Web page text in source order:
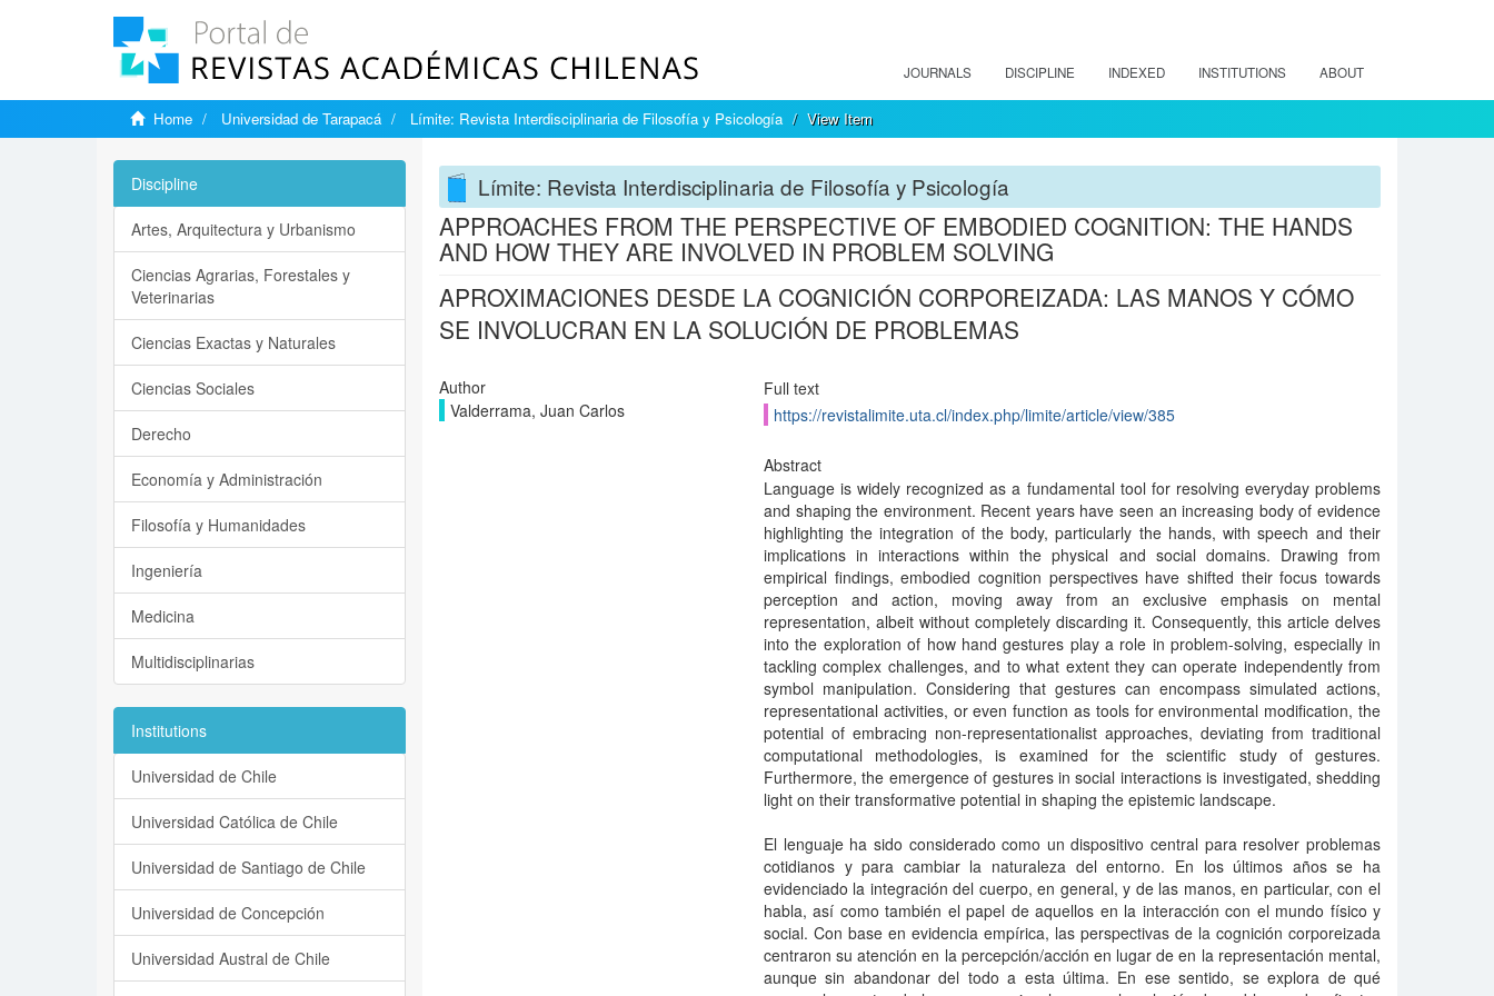
JOURNALS DISCIPLINE INDEXED INSTITUTIONS ABOUT
Home Universidad de Tarapacá Límite: Revista Interdisciplinaria de Filosofía y Psicología View Item
Límite: Revista Interdisciplinaria de Filosofía y Psicología
APPROACHES FROM THE PERSPECTIVE OF EMBODIED COGNITION: THE HANDS
AND HOW THEY ARE INVOLVED IN PROBLEM SOLVING
APROXIMACIONES DESDE LA COGNICIÓN CORPOREIZADA: LAS MANOS Y CÓMO
SE INVOLUCRAN EN LA SOLUCIÓN DE PROBLEMAS
Author
Valderrama, Juan Carlos
Full text
https://revistalimite.uta.cl/index.php/limite/article/view/385
Abstract
Language is widely recognized as a fundamental tool for resolving everyday problems
and shaping the environment. Recent years have seen an increasing body of evidence
highlighting the integration of the body, particularly the hands, with speech and their
implications in interactions within the physical and social domains. Drawing from
empirical findings, embodied cognition perspectives have shifted their focus towards
perception and action, moving away from an exclusive emphasis on mental
representation, albeit without completely discarding it. Consequently, this article delves
into the exploration of how hand gestures play a role in problem-solving, especially in
tackling complex challenges, and to what extent they can operate independently from
symbol manipulation. Considering that gestures can encompass simulated actions,
representational activities, or even function as tools for environmental modification, the
potential of embracing non-representationalist approaches, deviating from traditional
computational methodologies, is examined for the scientific study of gestures.
Furthermore, the emergence of gestures in social interactions is investigated, shedding
light on their transformative potential in shaping the epistemic landscape.
El lenguaje ha sido considerado como un dispositivo central para resolver problemas
cotidianos y para cambiar la naturaleza del entorno. En los últimos años se ha
evidenciado la integración del cuerpo, en general, y de las manos, en particular, con el
habla, así como también el papel de aquellos en la interacción con el mundo físico y
social. Con base en evidencia empírica, las perspectivas de la cognición corporeizada
centraron su atención en la percepción/acción en lugar de en la representación mental,
aunque sin abandonar del todo a esta última. En ese sentido, se explora de qué
Discipline
Artes, Arquitectura y Urbanismo
Ciencias Agrarias, Forestales y
Veterinarias
Ciencias Exactas y Naturales
Ciencias Sociales
Derecho
Economía y Administración
Filosofía y Humanidades
Ingeniería
Medicina
Multidisciplinarias
Institutions
Universidad de Chile
Universidad Católica de Chile
Universidad de Santiago de Chile
Universidad de Concepción
Universidad Austral de Chile